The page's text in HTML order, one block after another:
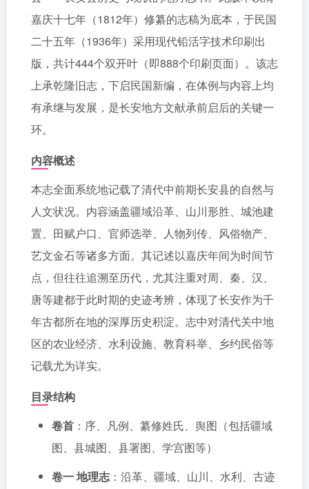
嘉庆十七年（1812年）修纂的志稿为底本，于民国
二十五年（1936年）采用现代铅活字技术印刷出
版，共计444个双开叶（即888个印刷页面）。该志
上承乾隆旧志，下启民国新编，在体例与内容上均
有承继与发展，是长安地方文献承前启后的关键一
环。
内容概述
本志全面系统地记载了清代中前期长安县的自然与
人文状况。内容涵盖疆域沿革、山川形胜、城池建
置、田赋户口、官师选举、人物列传、风俗物产、
艺文金石等诸多方面。其记述以嘉庆年间为时间节
点，但往往追溯至历代，尤其注重对周、秦、汉、
唐等建都于此时期的史迹考辨，体现了长安作为千
年古都所在地的深厚历史积淀。志中对清代关中地
区的农业经济、水利设施、教育科举、乡约民俗等
记载尤为详实。
目录结构
卷首 ：序、凡例、纂修姓氏、舆图（包括疆域
图、县城图、县署图、学宫图等）
卷一 地理志：沿革、疆域、山川、水利、古迹